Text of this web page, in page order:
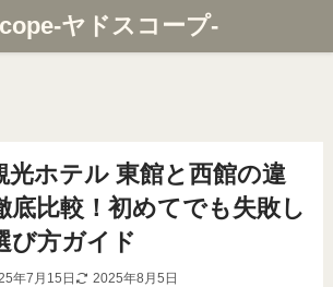
ヤドスコープ-
光ホテル 東館と西館の違
底比較！初めてでも失敗し
び方ガイド
年7月15日 2025年8月5日